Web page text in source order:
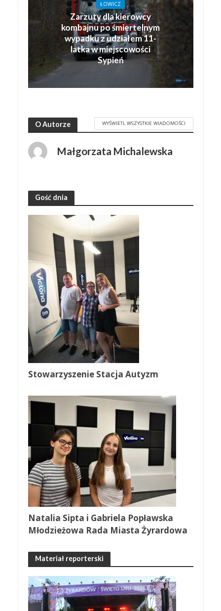
ŁOWICZ
Zarzuty dla kierowcy
kombajnu po śmiertelnym
wypadku z udziałem 11-
latka w miejscowości
Sypień
O Autorze WYŚWIETL WSZYSTKIE WIADOMOŚCI
Małgorzata Michalewska
Gość dnia
Stowarzyszenie Stacja Autyzm
Natalia Sipta i Gabriela Popławska
Młodzieżowa Rada Miasta Żyrardowa
Materiał reporterski